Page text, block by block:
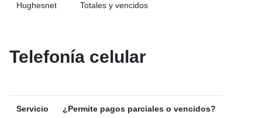
Hughesnet Totales y vencidos
Telefonía celular
Servicio ¿Permite pagos parciales o vencidos?